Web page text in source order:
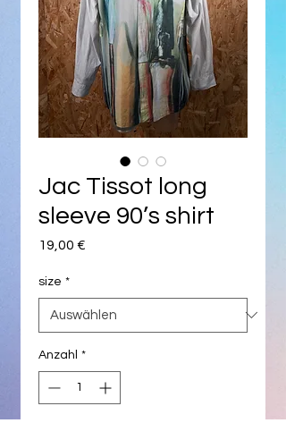
Jac Tissot long
sleeve 90’s shirt
19,00 €
size *
Anzahl *